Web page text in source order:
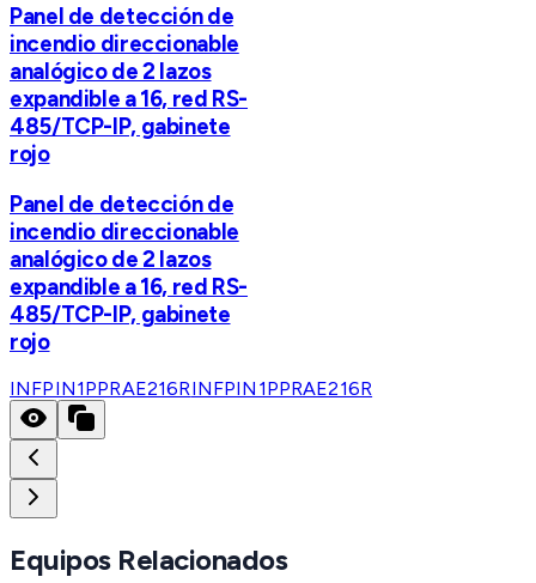
Panel de detección de
incendio direccionable
analógico de 2 lazos
expandible a 16, red RS-
485/TCP-IP, gabinete
rojo
Panel de detección de
incendio direccionable
analógico de 2 lazos
expandible a 16, red RS-
485/TCP-IP, gabinete
rojo
INFPIN1PPRAE216RINFPIN1PPRAE216R
Equipos Relacionados